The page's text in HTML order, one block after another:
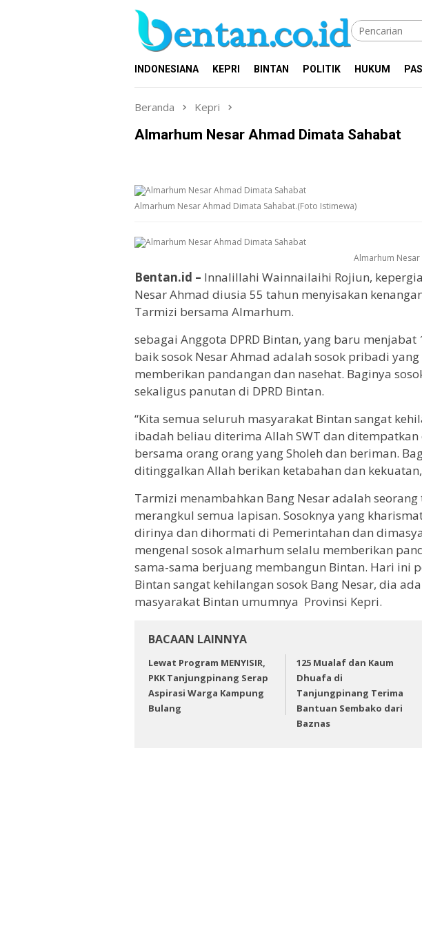
INDONESIANA KEPRI BINTAN POLITIK HUKUM
Beranda Kepri
Almarhum Nesar Ahmad Dimata Sahabat
Almarhum Nesar Ahmad Dimata Sahabat.(Foto Istimewa)
Almarhum
Bentan.id – Innalillahi Wainnailaihi Rojiun,
Nesar Ahmad diusia 55 tahun menyisakan
Tarmizi bersama Almarhum.
sebagai Anggota DPRD Bintan, yang baru
baik sosok Nesar Ahmad adalah sosok pribadi
memberikan pandangan dan nasehat. Baginya
sekaligus panutan di DPRD Bintan.
“Kita semua seluruh masyarakat Bintan sangat
ibadah beliau diterima Allah SWT dan ditempatkan
bersama orang orang yang Sholeh dan beriman.
ditinggalkan Allah berikan ketabahan dan
Tarmizi menambahkan Bang Nesar adalah
merangkul semua lapisan. Sosoknya yang
dirinya dan dihormati di Pemerintahan dan
mengenal sosok almarhum selalu memberikan
sama-sama berjuang membangun Bintan. Hari ini
Bintan sangat kehilangan sosok Bang Nesar, dia
masyarakat Bintan umumnya Provinsi Kepri.
BACAAN LAINNYA
Lewat Program MENYISIR,
PKK Tanjungpinang Serap
Aspirasi Warga Kampung
Bulang
125 Mualaf dan Kaum
Dhuafa di
Tanjungpinang Terima
Bantuan Sembako dari
Baznas